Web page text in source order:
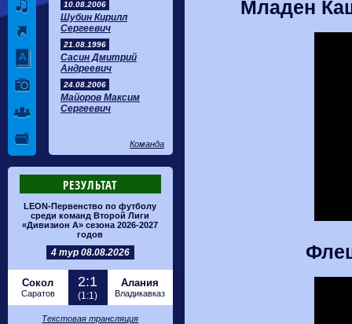
10.08.2006
Шубин Кирилл
Сергеевич
21.08.1996
Сасин Дмитрий
Андреевич
24.08.2006
Майоров Максим
Сергеевич
Команда
РЕЗУЛЬТАТ
LEON-Первенство по футболу
среди команд Второй Лиги
«Дивизион А» сезона 2026-2027
годов
4 тур 08.08.2026
Сокол
Саратов
2:1
(1:1)
Алания
Владикавказ
Текстовая трансляция
Младен